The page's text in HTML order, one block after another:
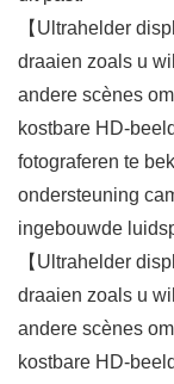
【Ultrahelder
draaien zoals u
andere scènes
kostbare HD-
fotograferen te
ondersteuning
ingebouwde
【Ultrahelder
draaien zoals u
andere scènes
kostbare HD-